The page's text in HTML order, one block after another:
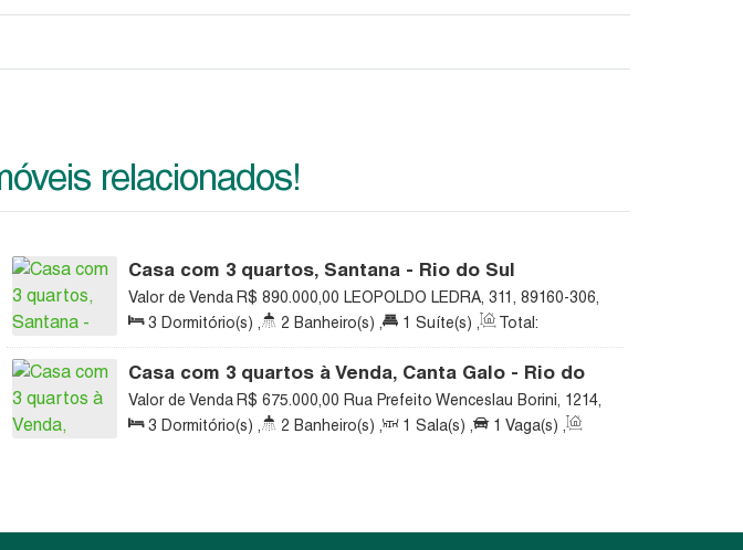
relacionados!
Casa com 3 quartos, Santana - Rio do Sul
R$ 890.000,00
Valor de Venda
LEOPOLDO LEDRA, 311, 89160-306,
Santana, Rio do Sul, Santa Catarina, Brasil
3 Dormitório(s) , 2 Banheiro(s) , 1 Suíte(s) ,
Total:
388.00m² , 2 Vaga(s) , Útil: 206.00m²
Casa com 3 quartos à Venda, Canta Galo - Rio do
Sul
R$ 675.000,00
Valor de Venda
Rua Prefeito Wenceslau Borini, 1214,
89163-110, Canta Galo, Rio do Sul, Santa Catarina, Brasil
3 Dormitório(s) , 2 Banheiro(s) , 1 Sala(s) , 1 Vaga(s) ,